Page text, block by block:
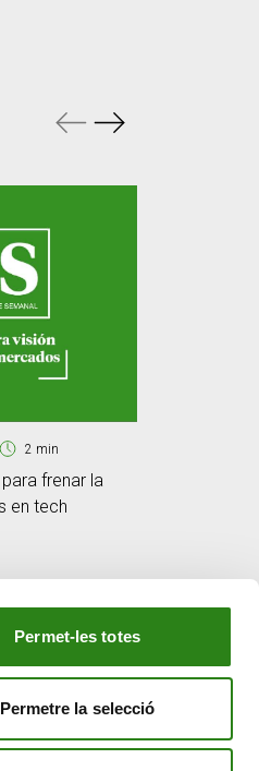
Permet-les totes
Permetre la selecció
2 min
frenar la
en tech